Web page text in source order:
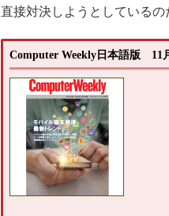
直接対決しようとしているの
Computer Weekly日本語版 11